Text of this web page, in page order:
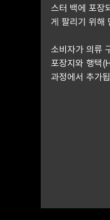
스터 백에 포장
게 팔리기 위해
소비자가 의류
포장지와 행택
과정에서 추가